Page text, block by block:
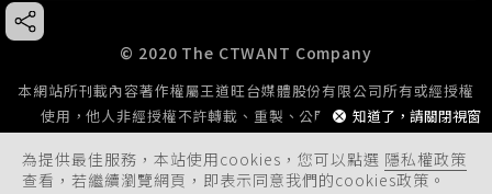
為提供最佳服務，本站使用cookies，您可以點選 隱私權政策
查看，若繼續瀏覽網頁，即表示同意我們的cookies政策。
知道了，請關閉視窗
© 2020 The CTWANT Company
本網站所刊載內容著作權屬王道旺台媒體股份有限公司所有或經授權
使用，他人非經授權不許轉載、重製、公開播送或公開傳輸。